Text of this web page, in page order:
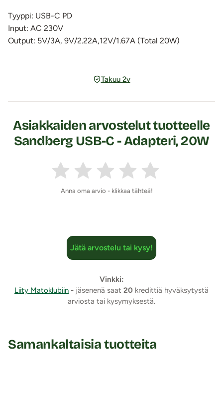
Tyyppi: USB-C PD
Input: AC 230V
Output: 5V/3A, 9V/2.22A,12V/1.67A (Total 20W)
Takuu 2v
Asiakkaiden arvostelut tuotteelle
Sandberg USB-C - Adapteri, 20W
Anna oma arvio - klikkaa tähteä!
Jätä arvostelu tai kysy!
Vinkki:
Liity Matoklubiin - jäsenenä saat 20 kredittiä hyväksytystä
arviosta tai kysymyksestä.
Samankaltaisia tuotteita